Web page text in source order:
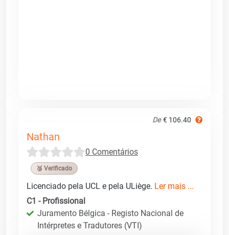
De € 106.40
Nathan
0 Comentários
🥉 Verificado
Licenciado pela UCL e pela ULiège. Ler mais ...
C1 - Profissional
Juramento Bélgica - Registo Nacional de
Intérpretes e Tradutores (VTI)